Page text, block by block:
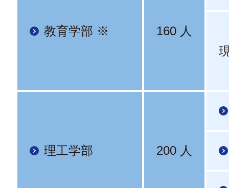
教育学部 ※
160 人
理工学部 200 人